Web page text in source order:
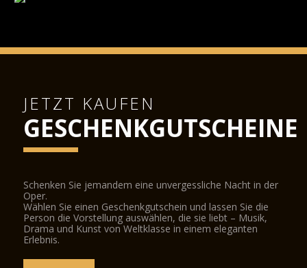
JETZT KAUFEN
GESCHENKGUTSCHEINE
Schenken Sie jemandem eine unvergessliche Nacht in der
Oper.
Wählen Sie einen Geschenkgutschein und lassen Sie die
Person die Vorstellung auswählen, die sie liebt – Musik,
Drama und Kunst von Weltklasse in einem eleganten
Erlebnis.